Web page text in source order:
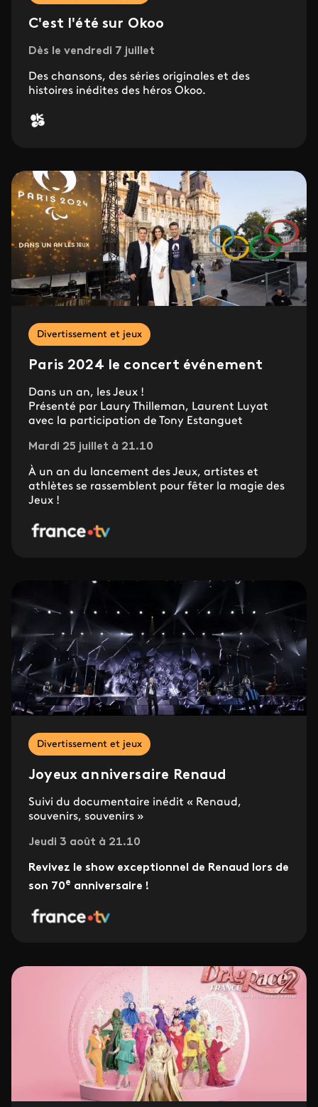
C'est l'été sur Okoo
Dès le vendredi 7 juillet
Des chansons, des séries originales et des
histoires inédites des héros Okoo.
Divertissement et jeux
Paris 2024 le concert événement
Dans un an, les Jeux !
Présenté par Laury Thilleman, Laurent Luyat
avec la participation de Tony Estanguet
Mardi 25 juillet à 21.10
À un an du lancement des Jeux, artistes et
athlètes se rassemblent pour fêter la magie des
Jeux !
Divertissement et jeux
Joyeux anniversaire Renaud
Suivi du documentaire inédit « Renaud,
souvenirs, souvenirs »
Jeudi 3 août à 21.10
Revivez le show exceptionnel de Renaud lors de
son 70e anniversaire !